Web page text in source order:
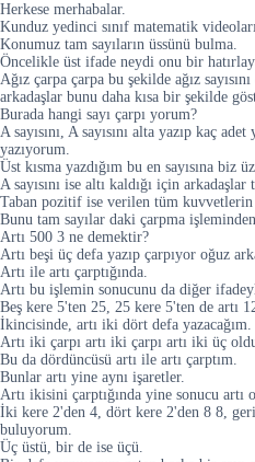
Herkese merhabalar.
Kunduz yedinci sınıf matematik
Konumuz tam sayıların üssünü bulma.
Öncelikle üst ifade neydi onu bir
Ağız çarpa çarpa bu şekilde ağız
arkadaşlar bunu daha kısa bir şekilde
Burada hangi sayı çarpı yorum?
A sayısını, A sayısını alta yazıp kaç
yazıyorum.
Üst kısma yazdığım bu en sayısına biz
A sayısını ise altı kaldığı için
Taban pozitif ise verilen tüm kuvvetlerin
Bunu tam sayılar daki çarpma
Artı 500 3 ne demektir?
Artı beşi üç defa yazıp çarpıyor oğuz
Artı ile artı çarptığında.
Artı bu işlemin sonucunu da diğer
Beş kere 5'ten 25, 25 kere 5'ten de artı
İkincisinde, artı iki dört defa yazacağım.
Artı iki çarpı artı iki çarpı artı iki üç
Bu da dördüncüsü artı ile artı çarptım.
Bunlar artı yine aynı işaretler.
Artı ikisini çarptığında yine sonucu artı
İki kere 2'den 4, dört kere 2'den 8 8,
buluyorum.
Üç üstü, bir de ise üçü.